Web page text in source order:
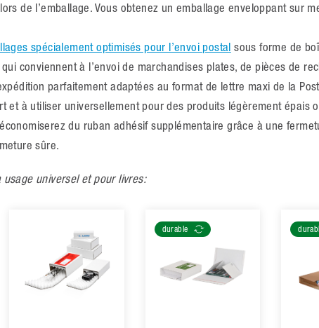
de l’emballage. Vous obtenez un emballage enveloppant sur
spécialement optimisés pour l’envoi postal sous forme de
conviennent à l’envoi de marchandises plates, de pièces de
parfaitement adaptées au format de lettre maxi de la
et à utiliser universellement pour des produits légèrement épais
du ruban adhésif supplémentaire grâce à une
sûre.
usage universel et pour livres:
durable